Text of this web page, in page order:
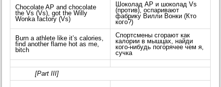
Chocolate AP and chocolate
the Vs (Vs), got the Willy
Wonka factory (Vs)
Шоколад AP и шоколад Vs
(против), оспаривают
фабрику Вилли Вонки (Кто
кого?)
Burn a athlete like it’s calories,
find another flame hot as me,
bitch
Спортсмены сгорают как
калории в мышцах, найди
кого-нибудь погорячее чем я,
сучка
[Part III]